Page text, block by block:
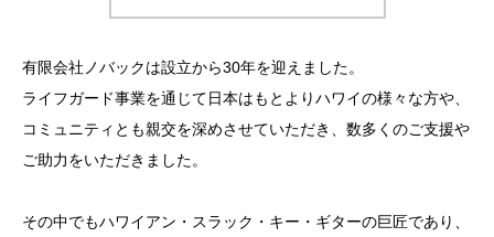
有限会社ノバックは設立から30年を迎えました。
ライフガード事業を通じて日本はもとよりハワイの様々な方や、
コミュニティとも親交を深めさせていただき、数多くのご支援や
ご助力をいただきました。
その中でもハワイアン・スラック・キー・ギターの巨匠であり、